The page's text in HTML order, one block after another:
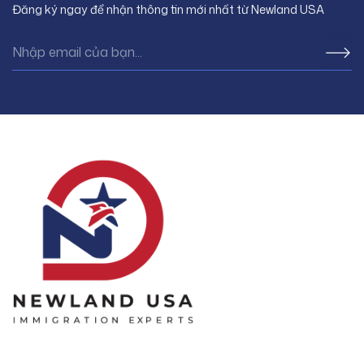
Đăng ký ngay để nhận thông tin mới nhất từ Newland USA